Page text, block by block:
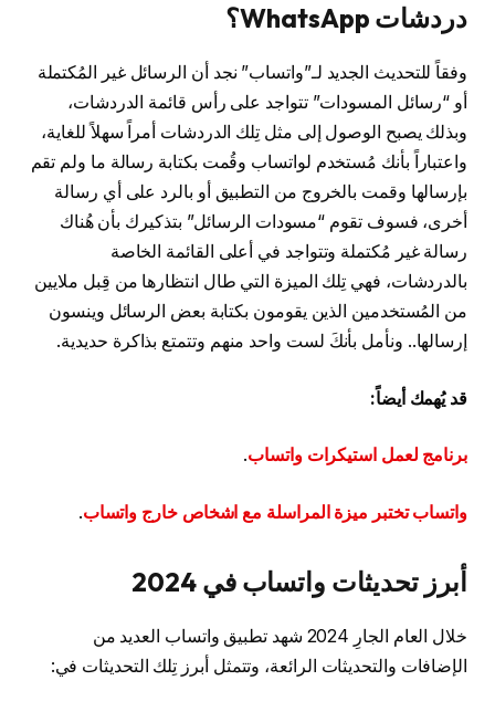
دردشات WhatsApp؟
وفقاً للتحديث الجديد لـ”واتساب” نجد أن الرسائل غير المُكتملة
أو “رسائل المسودات” تتواجد على رأس قائمة الدردشات،
وبذلك يصبح الوصول إلى مثل تِلك الدردشات أمراً سهلاً للغاية،
واعتباراً بأنك مُستخدم لواتساب وقُمت بكتابة رسالة ما ولم تقم
بإرسالها وقمت بالخروج من التطبيق أو بالرد على أي رسالة
أخرى، فسوف تقوم “مسودات الرسائل” بتذكيرك بأن هُناك
رسالة غير مُكتملة وتتواجد في أعلى القائمة الخاصة
بالدردشات، فهي تِلك الميزة التي طال انتظارها من قِبل ملايين
من المُستخدمين الذين يقومون بكتابة بعض الرسائل وينسون
إرسالها.. ونأمل بأنكَ لست واحد منهم وتتمتع بذاكرة حديدية.
قد يُهمك أيضاً:
برنامج لعمل استيكرات واتساب.
واتساب تختبر ميزة المراسلة مع اشخاص خارج واتساب.
أبرز تحديثات واتساب في 2024
خلال العام الجارِ 2024 شهد تطبيق واتساب العديد من
الإضافات والتحديثات الرائعة، وتتمثل أبرز تِلك التحديثات في: